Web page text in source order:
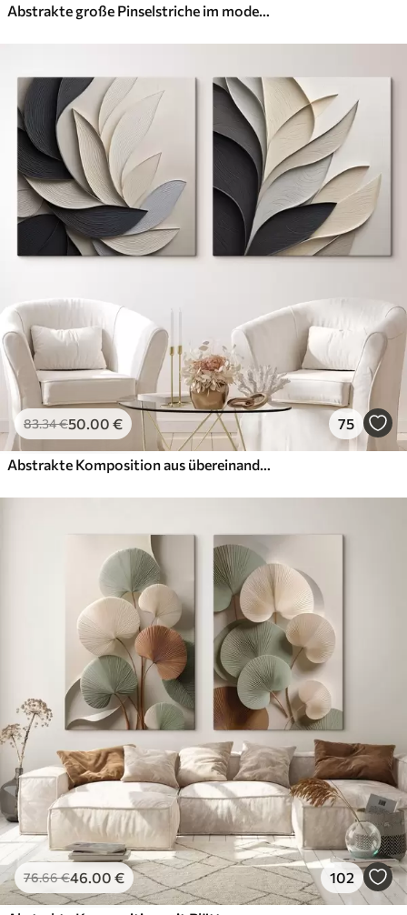
Abstrakte große Pinselstriche im modernen Stil
83.34€50.00 € 75
Abstrakte Komposition aus übereinanderliegenden Blättern, geschwungenen Formen in Schwarz, Weiß und Beige, strukturierte Kunst
76.66€46.00 € 102